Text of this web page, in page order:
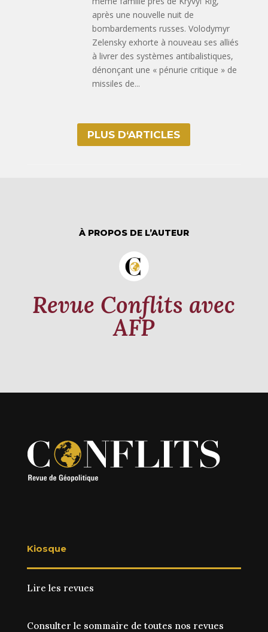
après une nouvelle nuit de
bombardements russes. Volodymyr
Zelensky exhorte à nouveau ses alliés
à livrer des systèmes antibalistiques,
dénonçant une « pénurie critique » de
missiles de...
PLUS D‘ARTICLES
À PROPOS DE L’AUTEUR
Revue Conflits avec
AFP
Kiosque
Lire les revues
Consulter le sommaire de toutes nos revues